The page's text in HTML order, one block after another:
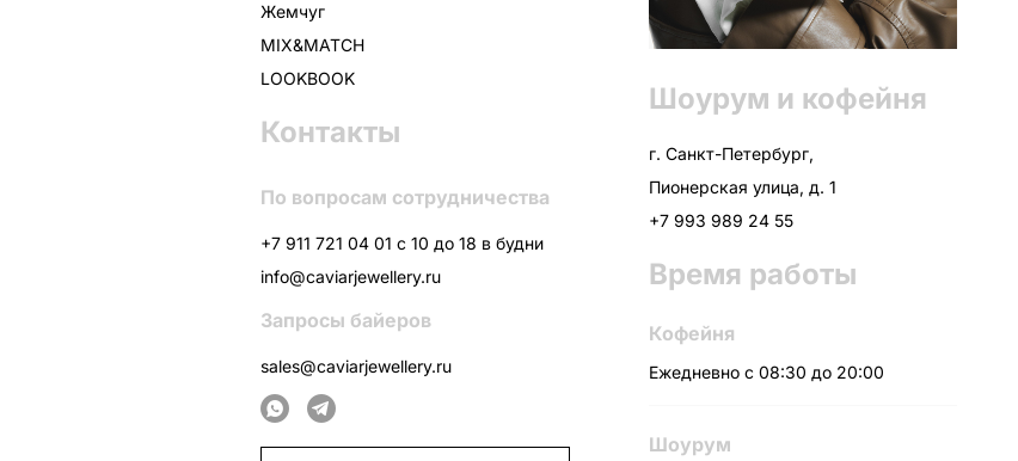
Жемчуг
MIX&MATCH
LOOKBOOK
Контакты
По вопросам сотрудничества
+7 911 721 04 01 с 10 до 18 в будни
info@caviarjewellery.ru
Запросы байеров
sales@caviarjewellery.ru
Шоурум и кофейня
г. Санкт-Петербург,
Пионерская улица, д. 1
+7 993 989 24 55
Время работы
Кофейня
Ежедневно с 08:30 до 20:00
Шоурум